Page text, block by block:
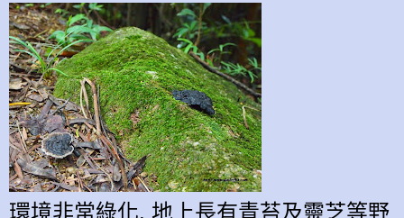
環境非常綠化, 地上長有青苔及靈芝等野